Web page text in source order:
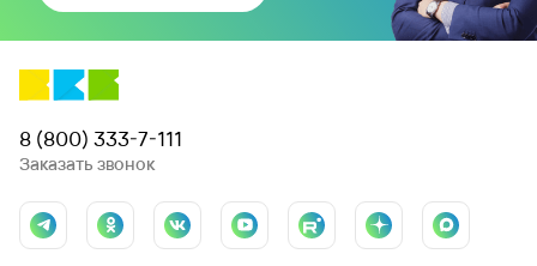
8 (800) 333-7-111
Заказать звонок